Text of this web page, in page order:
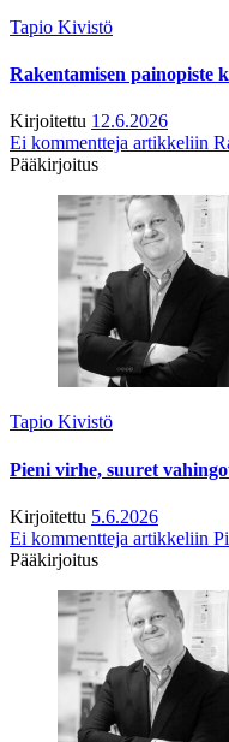
Tapio Kivistö
Rakentamisen painopiste
Kirjoitettu 12.6.2026
Ei kommentteja artikkeliin
Pääkirjoitus
Tapio Kivistö
Pieni virhe, suuret
Kirjoitettu 5.6.2026
Ei kommentteja artikkeliin
Pääkirjoitus